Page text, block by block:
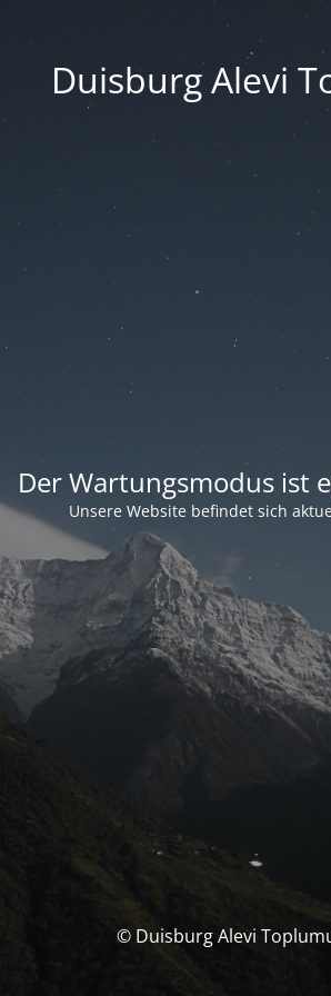
Duisburg Alevi
Der Wartungsmodus ist
Unsere Website befindet sich
© Duisburg Alevi